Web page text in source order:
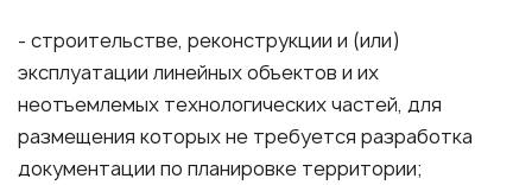
- строительстве, реконструкции и (или)
эксплуатации линейных объектов и их
неотъемлемых технологических частей, для
размещения которых не требуется разработка
документации по планировке территории;